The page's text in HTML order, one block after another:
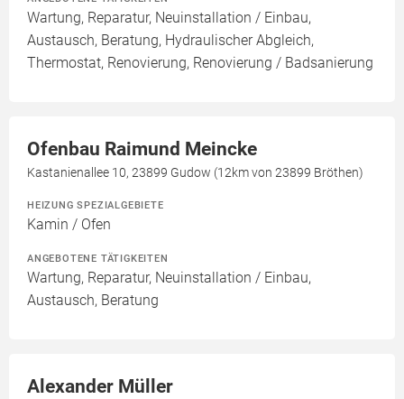
Wartung, Reparatur, Neuinstallation / Einbau,
Austausch, Beratung, Hydraulischer Abgleich,
Thermostat, Renovierung, Renovierung / Badsanierung
Ofenbau Raimund Meincke
Kastanienallee 10, 23899 Gudow (12km von 23899 Bröthen)
HEIZUNG SPEZIALGEBIETE
Kamin / Ofen
ANGEBOTENE TÄTIGKEITEN
Wartung, Reparatur, Neuinstallation / Einbau,
Austausch, Beratung
Alexander Müller